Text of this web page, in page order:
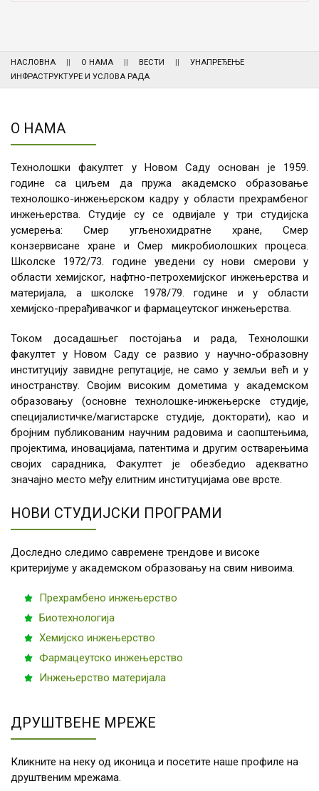
НАСЛОВНА О НАМА ВЕСТИ
УНАПРЕЂЕЊЕ
ИНФРАСТРУКТУРЕ И УСЛОВА РАДА
О НАМА
Технолошки факултет у Новом Саду основан је 1959.
године са циљем да пружа академско образовање
технолошко-инжењерском кадру у области прехрамбеног
инжењерства. Студије су се одвијале у три студијска
усмерења: Смер угљенохидратне хране, Смер
конзервисане хране и Смер микробиолошких процеса.
Школске 1972/73. године уведени су нови смерови у
области хемијског, нафтно-петрохемијског инжењерства и
материјала, а школске 1978/79. године и у области
хемијско-прерађивачког и фармацеутског инжењерства.
Током досадашњег постојања и рада, Технолошки
факултет у Новом Саду се развио у научно-образовну
институцију завидне репутације, не само у земљи већ и у
иностранству. Својим високим дометима у академском
образовању (основне технолошке-инжењерске студије,
специјалистичке/магистарске студије, докторати), као и
бројним публикованим научним радовима и саопштењима,
пројектима, иновацијама, патентима и другим остварењима
својих сарадника, Факултет је обезбедио адекватно
значајно место међу елитним институцијама ове врсте.
НОВИ СТУДИЈСКИ ПРОГРАМИ
Доследно следимо савремене трендове и високе
критеријуме у академском образовању на свим нивоима.
Прехрамбено инжењерство
Биотехнологија
Хемијско инжењерство
Фармацеутско инжењерство
Инжењерство материјала
ДРУШТВЕНЕ МРЕЖЕ
Кликните на неку од иконица и посетите наше профиле на
друштвеним мрежама.